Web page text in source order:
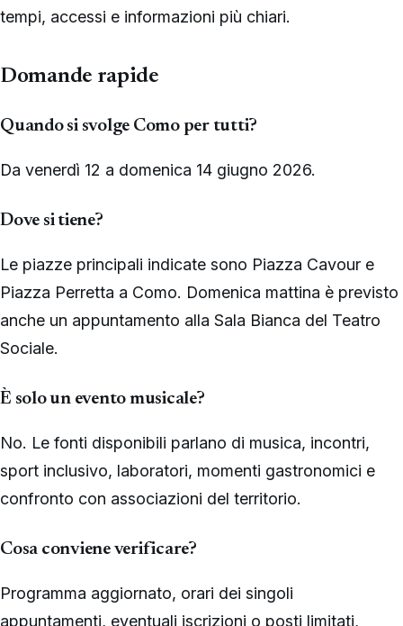
tempi, accessi e informazioni più chiari.
Domande rapide
Quando si svolge Como per tutti?
Da venerdì 12 a domenica 14 giugno 2026.
Dove si tiene?
Le piazze principali indicate sono Piazza Cavour e
Piazza Perretta a Como. Domenica mattina è previsto
anche un appuntamento alla Sala Bianca del Teatro
Sociale.
È solo un evento musicale?
No. Le fonti disponibili parlano di musica, incontri,
sport inclusivo, laboratori, momenti gastronomici e
confronto con associazioni del territorio.
Cosa conviene verificare?
Programma aggiornato, orari dei singoli
appuntamenti, eventuali iscrizioni o posti limitati,